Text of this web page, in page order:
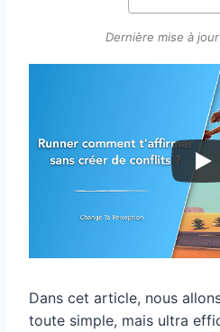
Dernière mise à
Dans cet article, nous
toute simple, mais ultra